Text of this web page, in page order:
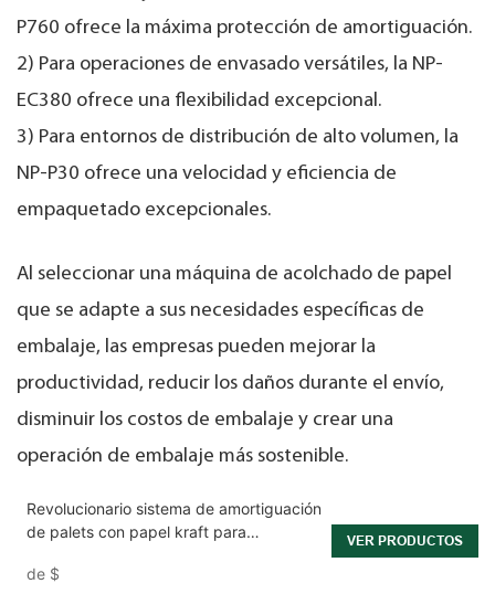
P760 ofrece la máxima protección de amortiguación.
2) Para operaciones de envasado versátiles, la NP-
EC380 ofrece una flexibilidad excepcional.
3) Para entornos de distribución de alto volumen, la
NP-P30 ofrece una velocidad y eficiencia de
empaquetado excepcionales.
Al seleccionar una máquina de acolchado de papel
que se adapte a sus necesidades específicas de
embalaje, las empresas pueden mejorar la
productividad, reducir los daños durante el envío,
disminuir los costos de embalaje y crear una
operación de embalaje más sostenible.
Revolucionario sistema de amortiguación
de palets con papel kraft para
logísticos.
de $
VER PRODUCTOS